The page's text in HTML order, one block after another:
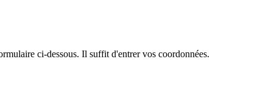
ci-dessous. Il suffit d'entrer vos coordonnées.